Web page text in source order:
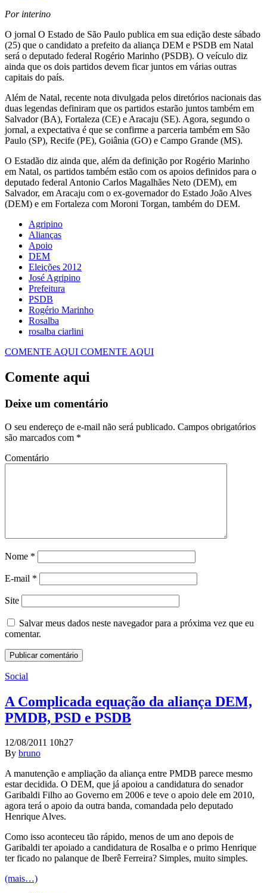
Por interino
O jornal O Estado de São Paulo publica em sua edição deste sábado
(25) que o candidato a prefeito da aliança DEM e PSDB em Natal
será o deputado federal Rogério Marinho (PSDB). O veículo diz
ainda que os dois partidos devem ficar juntos em várias outras
capitais do país.
Além de Natal, recente nota divulgada pelos diretórios nacionais das
duas legendas definiram que os partidos estarão juntos também em
Salvador (BA), Fortaleza (CE) e Aracaju (SE). Agora, segundo o
jornal, a expectativa é que se confirme a parceria também em São
Paulo (SP), Recife (PE), Goiânia (GO) e Campo Grande (MS).
O Estadão diz ainda que, além da definição por Rogério Marinho
em Natal, os partidos também estão com os apoios definidos para o
deputado federal Antonio Carlos Magalhães Neto (DEM), em
Salvador, em Aracaju com o ex-governador do Estado João Alves
(DEM) e em Fortaleza com Moroni Torgan, também do DEM.
Agripino
Alianças
Apoio
DEM
Eleições 2012
José Agripino
Prefeitura
PSDB
Rogério Marinho
Rosalba
rosalba ciarlini
COMENTE AQUI COMENTE AQUI
Comente aqui
Deixe um comentário
O seu endereço de e-mail não será publicado. Campos obrigatórios
são marcados com *
Comentário
Nome *
E-mail *
Site
Salvar meus dados neste navegador para a próxima vez que eu
comentar.
Social
A Complicada equação da aliança DEM,
PMDB, PSD e PSDB
12/08/2011 10h27
By bruno
A manutenção e ampliação da aliança entre PMDB parece mesmo
estar decidida. O DEM, que já apoiou a candidatura do senador
Garibaldi Filho ao Governo em 2006 e teve o apoio dele em 2010,
agora terá o apoio da outra banda, comandada pelo deputado
Henrique Alves.
Como isso aconteceu tão rápido, menos de um ano depois de
Garibaldi ter apoiado a candidatura de Rosalba e o primo Henrique
ter ficado no palanque de Iberê Ferreira? Simples, muito simples.
(mais…)